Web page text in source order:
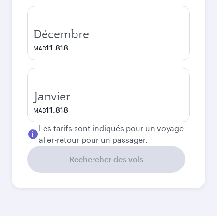
Décembre
MAD11.818
Janvier
MAD11.818
Les tarifs sont indiqués pour un voyage
aller-retour pour un passager.
Rechercher des vols